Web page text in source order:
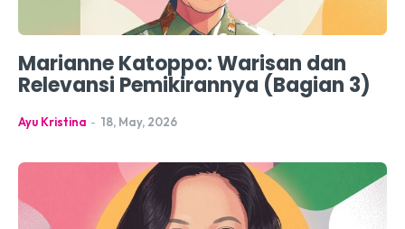
Marianne Katoppo: Warisan dan
Relevansi Pemikirannya (Bagian 3)
Ayu Kristina - 18, May, 2026